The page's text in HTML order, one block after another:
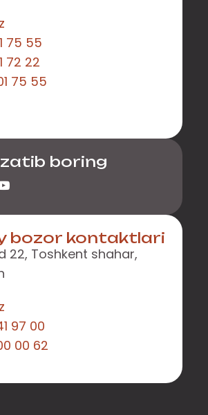
75 55
72 22
75 55
boring
bozor kontaktlari
22, Toshkent shahar,
97 00
00 62